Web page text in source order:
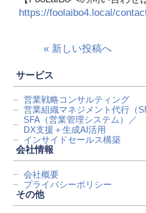
https://foolaibo4.local/
« 新しい投稿へ
サービス
営業戦略コンサルティング
営業組織マネジメント代行 （
SFA（営業管理システム）／
DX支援＋生成AI活用
インサイドセールス構築
会社情報
会社概要
プライバシーポリシー
その他